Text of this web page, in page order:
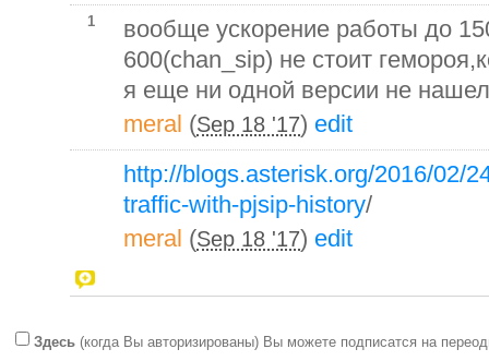
1
вообще ускорение работы до
600(chan_sip) не стоит
я еще ни одной версии не
meral (Sep 18 '17) edit
http://blogs.asterisk.org/2016/02/
traffic-with-pjsip-history/
meral (Sep 18 '17) edit
Здесь (когда Вы авторизированы) Вы можете подписатся на